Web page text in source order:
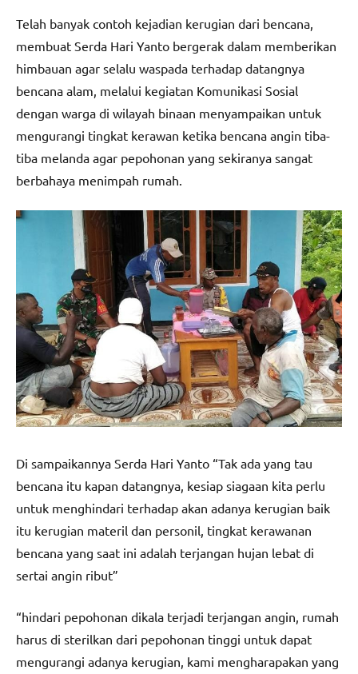
Telah banyak contoh kejadian kerugian dari bencana,
membuat Serda Hari Yanto bergerak dalam memberikan
himbauan agar selalu waspada terhadap datangnya
bencana alam, melalui kegiatan Komunikasi Sosial
dengan warga di wilayah binaan menyampaikan untuk
mengurangi tingkat kerawan ketika bencana angin tiba-
tiba melanda agar pepohonan yang sekiranya sangat
berbahaya menimpah rumah.
Di sampaikannya Serda Hari Yanto “Tak ada yang tau
bencana itu kapan datangnya, kesiap siagaan kita perlu
untuk menghindari terhadap akan adanya kerugian baik
itu kerugian materil dan personil, tingkat kerawanan
bencana yang saat ini adalah terjangan hujan lebat di
sertai angin ribut”
“hindari pepohonan dikala terjadi terjangan angin, rumah
harus di sterilkan dari pepohonan tinggi untuk dapat
mengurangi adanya kerugian, kami mengharapakan yang